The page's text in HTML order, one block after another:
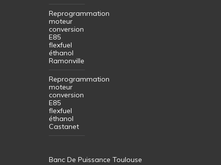
Reprogrammation
moteur
conversion
E85
flexfuel
éthanol
Ramonville
Reprogrammation
moteur
conversion
E85
flexfuel
éthanol
Castanet
Banc De Puissance Toulouse